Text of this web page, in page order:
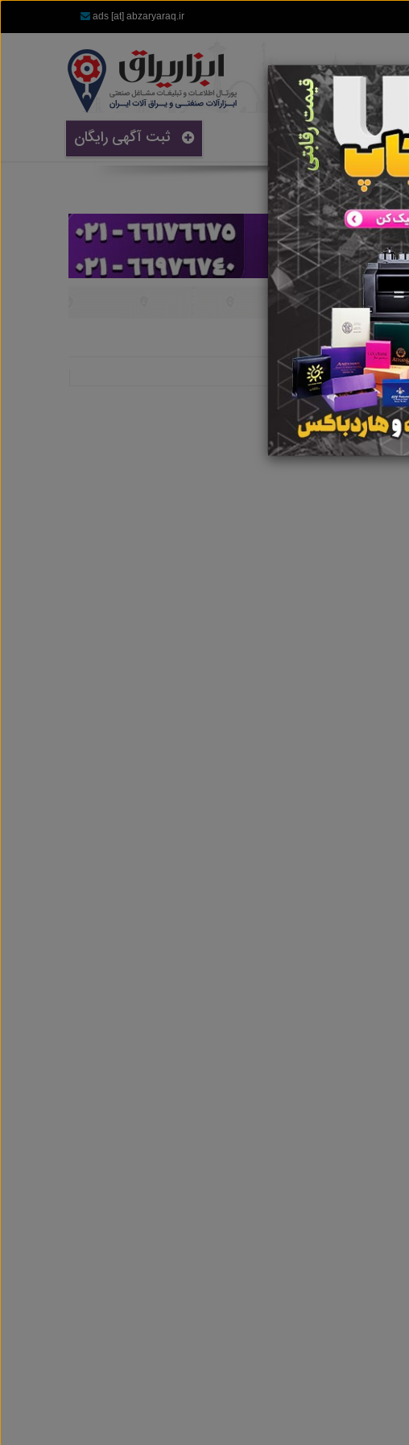
ads [at] abzaryaraq.ir
ثبت آگهی رایگان